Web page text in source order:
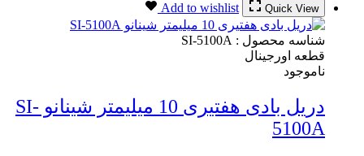
Quick View
Add to wishlist
شناسه محصول : SI-5100A
قطعه اورجینال
ناموجود
دریل بادی هفتیری 10 میلیمتر شینانو SI-
5100A